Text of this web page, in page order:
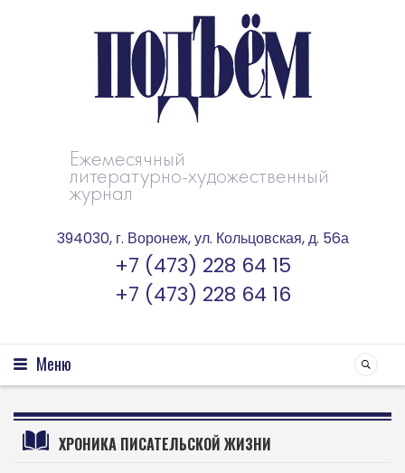
Ежемесячный
литературно-художественный
журнал
394030, г. Воронеж, ул. Кольцовская, д. 56а
+7 (473) 228 64 15
+7 (473) 228 64 16
Меню
ХРОНИКА ПИСАТЕЛЬСКОЙ ЖИЗНИ